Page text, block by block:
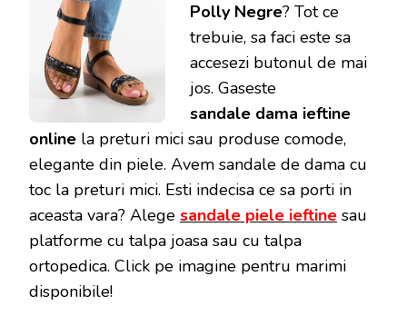
Polly Negre? Tot ce
trebuie, sa faci este sa
accesezi butonul de mai
jos. Gaseste
sandale dama ieftine
online la preturi mici sau produse comode,
elegante din piele. Avem sandale de dama cu
toc la preturi mici. Esti indecisa ce sa porti in
aceasta vara? Alege sandale piele ieftine sau
platforme cu talpa joasa sau cu talpa
ortopedica. Click pe imagine pentru marimi
disponibile!